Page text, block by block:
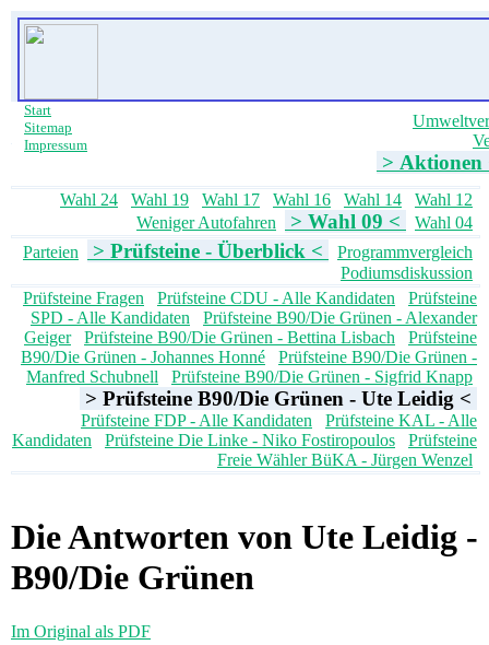
Start
Sitemap
Impressum
>
Wahl 24 Wahl 19 Wahl 17 Wahl 16 Wahl 14
Wahl 12
Weniger Autofahren
> Wahl 09 <
Wahl 04
Parteien
> Prüfsteine - Überblick <
Programmvergleich
Podiumsdiskussion
Prüfsteine Fragen
Prüfsteine CDU - Alle Kandidaten
Prüfsteine
SPD - Alle Kandidaten
Prüfsteine B90/Die Grünen - Alexander
Geiger
Prüfsteine B90/Die Grünen - Bettina Lisbach
Prüfsteine
B90/Die Grünen - Johannes Honné
Prüfsteine B90/Die Grünen -
Manfred Schubnell
Prüfsteine B90/Die Grünen - Sigfrid Knapp
> Prüfsteine B90/Die Grünen - Ute Leidig <
Prüfsteine FDP - Alle Kandidaten
Prüfsteine KAL - Alle
Kandidaten
Prüfsteine Die Linke - Niko Fostiropoulos
Prüfsteine
Freie Wähler BüKA - Jürgen Wenzel
Die Antworten von Ute Leidig -
B90/Die Grünen
Im Original als PDF